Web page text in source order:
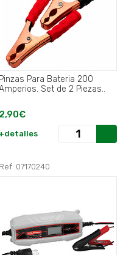
Pinzas Para Bateria 200
Set de 2 Piezas..
2,90€
+detalles
Ref: 07170240